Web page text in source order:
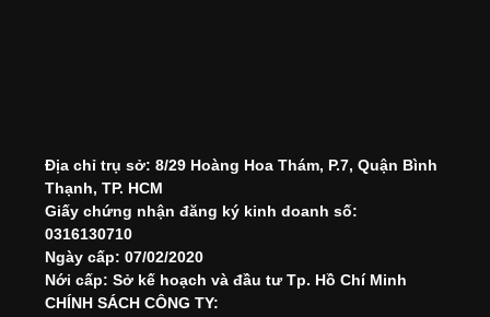
Địa chỉ trụ sở: 8/29 Hoàng Hoa Thám, P.7, Quận Bình
Thạnh, TP. HCM
Giấy chứng nhận đăng ký kinh doanh số:
0316130710
Ngày cấp: 07/02/2020
Nới cấp: Sở kế hoạch và đầu tư Tp. Hồ Chí Minh
CHÍNH SÁCH CÔNG TY: